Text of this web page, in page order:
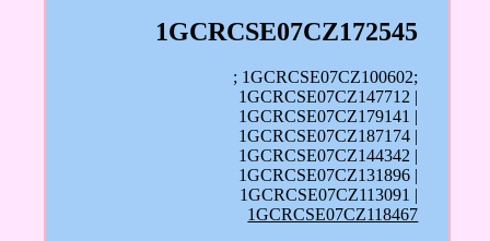
1GCRCSE07CZ172545
; 1GCRCSE07CZ100602;
1GCRCSE07CZ147712 |
1GCRCSE07CZ179141 |
1GCRCSE07CZ187174 |
1GCRCSE07CZ144342 |
1GCRCSE07CZ131896 |
1GCRCSE07CZ113091 |
1GCRCSE07CZ118467